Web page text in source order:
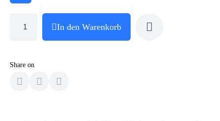
In den Warenkorb
Share on